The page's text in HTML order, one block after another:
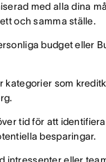
med alla dina
och samma ställe.
budget eller
kategorier som
tid för att
besparingar.